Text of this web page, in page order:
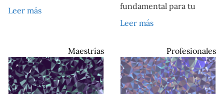
Leer más
fundamental para tu
Leer más
Maestrías Profesionales